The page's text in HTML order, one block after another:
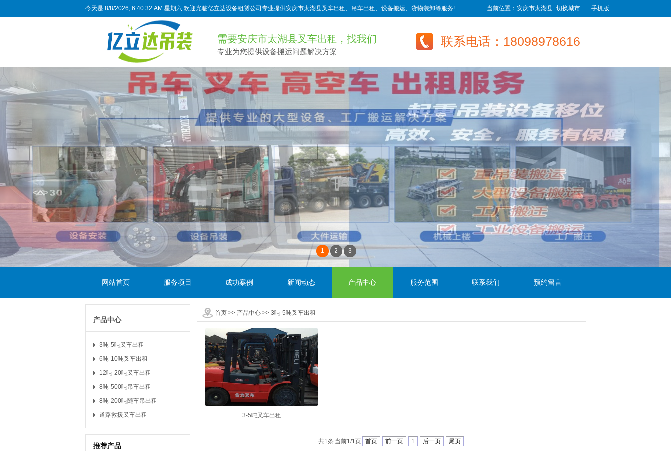
今天是 8/8/2026, 6:40:32 AM 星期六 欢迎光临亿立达设备租赁公司专业提供安庆市太湖县叉车出租、吊车出租、设备搬运、货物装卸等服务! 当前位置：安庆市太湖县 切换城市 手机版
需要安庆市太湖县叉车出租，找我们
专业为您提供设备搬运问题解决方案
联系电话：18098978616
1 2 3
网站首页 服务项目 成功案例 新闻动态 产品中心 服务范围 联系我们 预约留言
首页>> 产品中心>> 3吨-5吨叉车出租
产品中心
3吨-5吨叉车出租
6吨-10吨叉车出租
12吨-20吨叉车出租
8吨-500吨吊车出租
8吨-200吨随车吊出租
道路救援叉车出租
推荐产品
3-5吨叉车出租
共1条 当前1/1页 首页 前一页 1 后一页 尾页